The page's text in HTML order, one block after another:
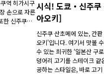
역 히가시구
손으로 자른
한 신주쿠역
시식! 도쿄・신주
아오키]
신주쿠 산초메에 있는, 간
오키'입니다. 여기서 맛볼
수 있는 희귀한 ‘일본산 구
덩어리 고기를 스테이크 같
공하는 스타일은, 바로 고